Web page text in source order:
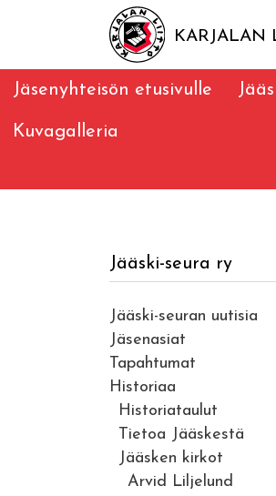
KARJALAN
Jäsenyhteisön etusivulle
Kuvagalleria
Jääski-seura ry
Jääski-seuran uutisia
Jäsenasiat
Tapahtumat
Historiaa
Historiataulut
Tietoa Jääskestä
Jääsken kirkot
Arvid Liljelund